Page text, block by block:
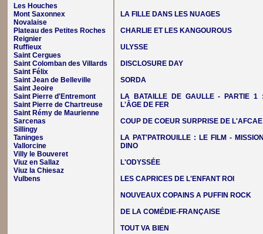
Les Houches
Mont Saxonnex
Novalaise
Plateau des Petites Roches
Reignier
Ruffieux
Saint Cergues
Saint Colomban des Villards
Saint Félix
Saint Jean de Belleville
Saint Jeoire
Saint Pierre d'Entremont
Saint Pierre de Chartreuse
Saint Rémy de Maurienne
Sarcenas
Sillingy
Taninges
Vallorcine
Villy le Bouveret
Viuz en Sallaz
Viuz la Chiesaz
Vulbens
LA FILLE DANS LES NUAGES
CHARLIE ET LES KANGOUROUS
ULYSSE
DISCLOSURE DAY
SORDA
LA BATAILLE DE GAULLE - PARTIE 1
L'ÂGE DE FER
COUP DE COEUR SURPRISE DE L'AFCAE
LA PAT'PATROUILLE : LE FILM -
DINO
L'ODYSSÉE
LES CAPRICES DE L'ENFANT ROI
NOUVEAUX COPAINS A PUFFIN ROCK
DE LA COMÉDIE-FRANÇAISE
TOUT VA BIEN